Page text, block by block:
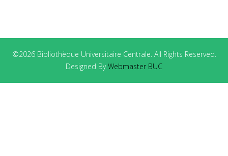
©2026 Bibliothèque Universitaire Centrale. All Rights Reserved.
Designed ByWebmaster BUC